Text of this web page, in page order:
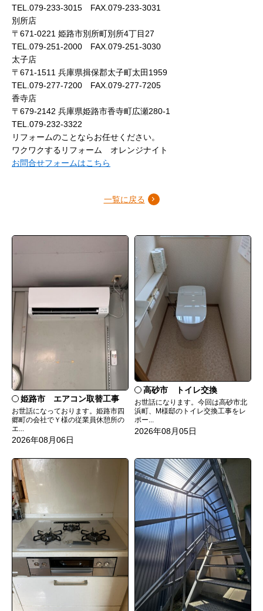
TEL.079-233-3015 FAX.079-233-3031
別所店
〒671-0221 姫路市別所町別所4丁目27
TEL.079-251-2000 FAX.079-251-3030
太子店
〒671-1511 兵庫県揖保郡太子町太田1959
TEL.079-277-7200 FAX.079-277-7205
香寺店
〒679-2142 兵庫県姫路市香寺町広瀬280-1
TEL.079-232-3322
リフォームのことならお任せください。
ワクワクするリフォーム オレンジナイト
お問合せフォームはこちら
一覧に戻る
姫路市 エアコン取替工事
お世話になっております。姫路市四
郷町の会社でＹ様の従業員休憩所の
エ...
2026年08月06日
高砂市 トイレ交換
お世話になります。今回は高砂市北
浜町、M様邸のトイレ交換工事をレ
ポー...
2026年08月05日